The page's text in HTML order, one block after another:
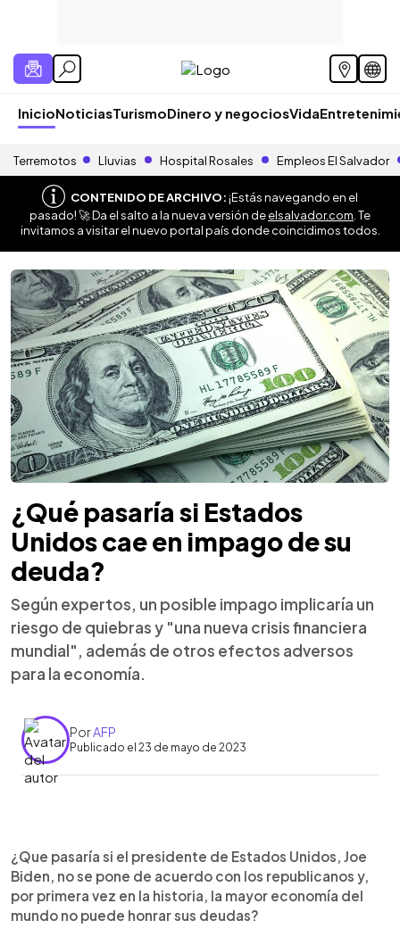
InicioNoticiasTurismoDinero y negociosVida
Terremotos Lluvias Hospital Rosales Empleos El Salvador
CONTENIDO DE ARCHIVO:¡Estás navegando en el
pasado! 🚀 Da el salto a la nueva versión deelsalvador.com . Te
invitamos a visitar el nuevo portal país donde coincidimos todos.
¿Qué pasaría si Estados
Unidos cae en impago de su
deuda?
Según expertos, un posible impago implicaría un
riesgo de quiebras y "una nueva crisis financiera
mundial", además de otros efectos adversos
para la economía.
PorAFP
Publicado el 23 de mayo de 2023
Escuchar artículo
¿Que pasaría si el presidente de Estados Unidos, Joe
Biden, no se pone de acuerdo con los republicanos y,
por primera vez en la historia, la mayor economía del
mundo no puede honrar sus deudas?